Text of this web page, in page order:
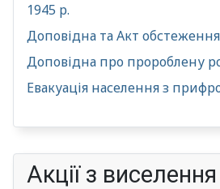
Акції з
1945 р.
Доповідна та Акт
Доповідна про пророблену
Евакуація населення з